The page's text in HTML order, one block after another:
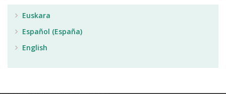
Euskara
Español (España)
English